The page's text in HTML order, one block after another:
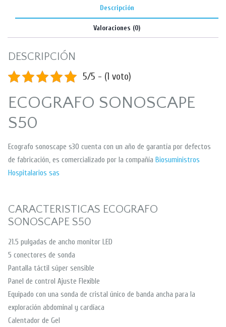
Descripción
Valoraciones (0)
DESCRIPCIÓN
5/5 - (1 voto)
ECOGRAFO SONOSCAPE
S50
Ecografo sonoscape s30 cuenta con un año de garantía por defectos
de fabricación, es comercializado por la compañía Biosuministros
Hospitalarios sas
CARACTERISTICAS ECOGRAFO
SONOSCAPE S50
21.5 pulgadas de ancho monitor LED
5 conectores de sonda
Pantalla táctil súper sensible
Panel de control Ajuste Flexible
Equipado con una sonda de cristal único de banda ancha para la
exploración abdominal y cardíaca
Calentador de Gel